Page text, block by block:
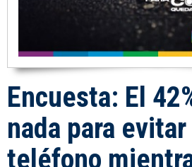
Encuesta: El
nada para
teléfono